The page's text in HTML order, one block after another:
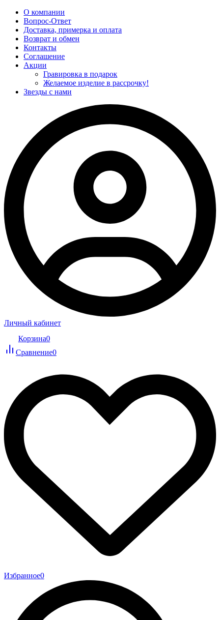
О компании
Вопрос-Ответ
Доставка, примерка и оплата
Возврат и обмен
Контакты
Соглашение
Акции
Гравировка в подарок
Желаемое изделие в рассрочку!
Звезды с нами
Личный кабинет
Корзина0
Сравнение0
Избранное0